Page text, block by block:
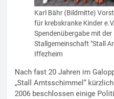
Karl Bähr (Bildmitte)
für krebskranke Kinder
Spendenübergabe mit
Stallgemeinschaft "Stall
Iffezheim
Nach fast 20 Jahren im
„Stall Amtsschimmel“
2006 beschlossen einige